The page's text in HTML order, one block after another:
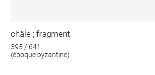
châle ; fragment
395 / 641
(époque byzantine)